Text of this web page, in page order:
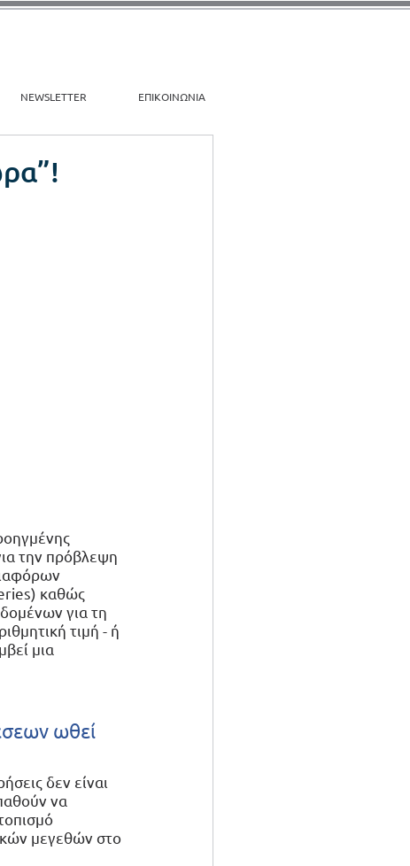
NEWSLETTER ΕΠΙΚΟΙΝΩΝΙΑ
την πρόβλεψη
καθώς
για τη
τιμή - ή
μια
ωθεί
δεν είναι
να
μεγεθών στο